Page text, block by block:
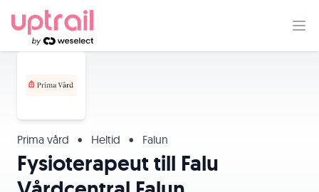
Prima vård • Heltid • Falun
Fysioterapeut till Falu